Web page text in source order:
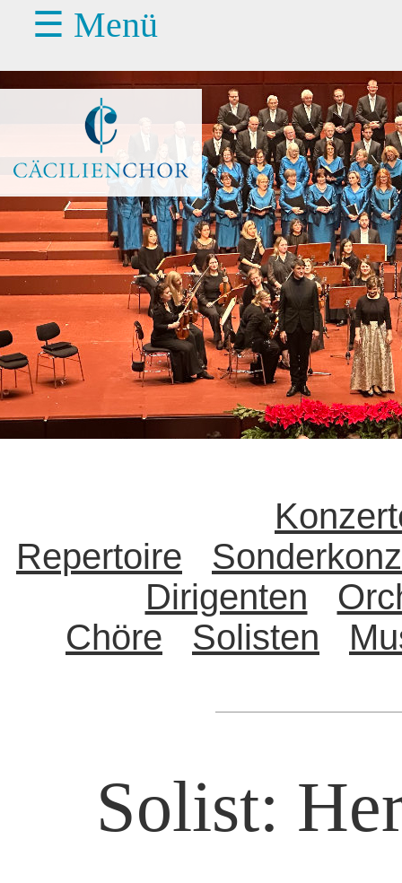
☰ Menü
Repertoire
Dirigenten
Chöre
Solisten
Solist: